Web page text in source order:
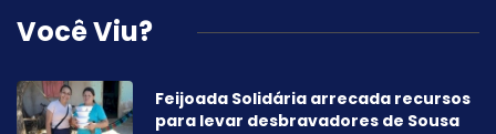
Você Viu?
Feijoada Solidária arrecada recursos
para levar desbravadores de Sousa